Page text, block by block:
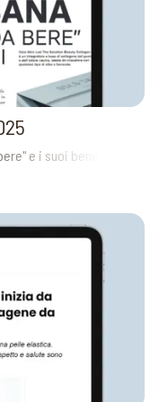
e i suoi benefici